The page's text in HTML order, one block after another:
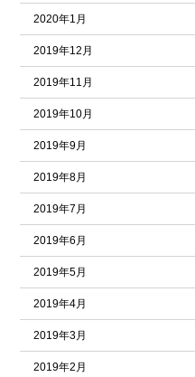
2020年1月
2019年12月
2019年11月
2019年10月
2019年9月
2019年8月
2019年7月
2019年6月
2019年5月
2019年4月
2019年3月
2019年2月